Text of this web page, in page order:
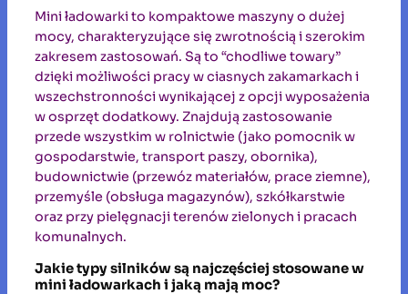
Mini ładowarki to kompaktowe maszyny o dużej
mocy, charakteryzujące się zwrotnością i szerokim
zakresem zastosowań. Są to “chodliwe towary”
dzięki możliwości pracy w ciasnych zakamarkach i
wszechstronności wynikającej z opcji wyposażenia
w osprzęt dodatkowy. Znajdują zastosowanie
przede wszystkim w rolnictwie (jako pomocnik w
gospodarstwie, transport paszy, obornika),
budownictwie (przewóz materiałów, prace ziemne),
przemyśle (obsługa magazynów), szkółkarstwie
oraz przy pielęgnacji terenów zielonych i pracach
komunalnych.
Jakie typy silników są najczęściej stosowane w
mini ładowarkach i jaką mają moc?